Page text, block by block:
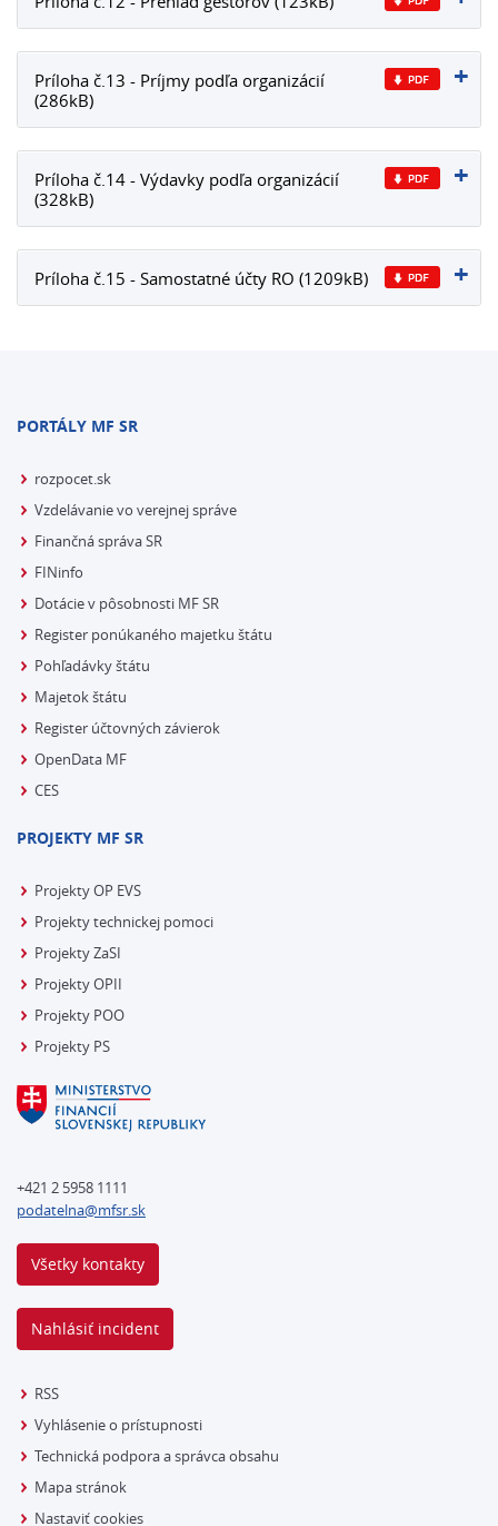
Príloha č.13 - Príjmy podľa organizácií
(286kB)
Príloha č.14 - Výdavky podľa organizácií
(328kB)
Príloha č.15 - Samostatné účty RO (1209kB)
PORTÁLY MF SR
rozpocet.sk
Vzdelávanie vo verejnej správe
Finančná správa SR
FINinfo
Dotácie v pôsobnosti MF SR
Register ponúkaného majetku štátu
Pohľadávky štátu
Majetok štátu
Register účtovných závierok
OpenData MF
CES
PROJEKTY MF SR
Projekty OP EVS
Projekty technickej pomoci
Projekty ZaSI
Projekty OPII
Projekty POO
Projekty PS
+421 2 5958 1111
podatelna@mfsr.sk
Všetky kontakty
Nahlásiť incident
RSS
Vyhlásenie o prístupnosti
Technická podpora a správca obsahu
Mapa stránok
Nastaviť cookies